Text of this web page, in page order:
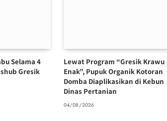
Selama 4
Gresik
Lewat Program “Gresik Krawu
Enak”, Pupuk Organik Kotoran
Domba Diaplikasikan di Kebun
Dinas Pertanian
04/08/2026